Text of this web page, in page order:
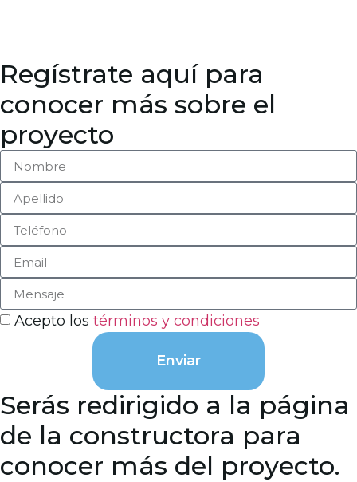
Regístrate aquí para
conocer más sobre el
proyecto
Acepto los términos y condiciones
Enviar
Serás redirigido a la página
de la constructora para
conocer más del proyecto.